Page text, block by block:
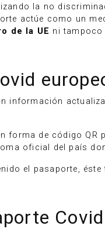
la no
actúe como un
de la UE ni tampoco
información
forma de código QR
oficial del país
el pasaporte,